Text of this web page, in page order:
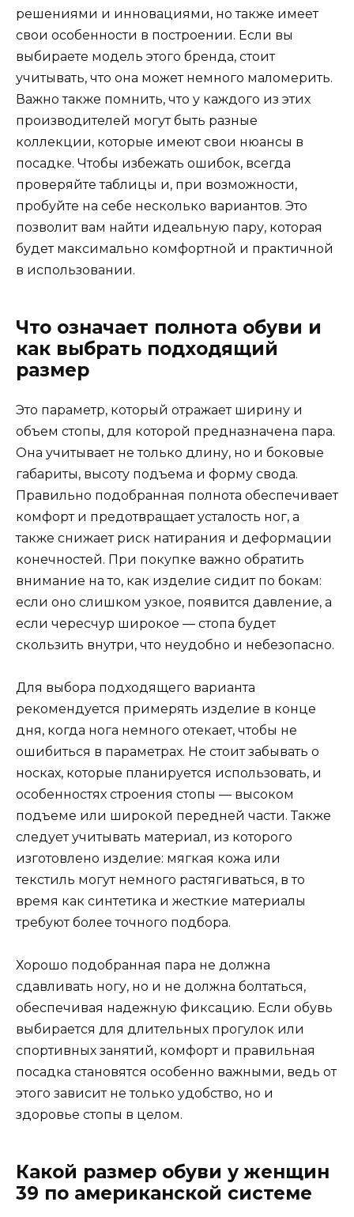
решениями и инновациями, но также имеет
свои особенности в построении. Если вы
выбираете модель этого бренда, стоит
учитывать, что она может немного маломерить.
Важно также помнить, что у каждого из этих
производителей могут быть разные
коллекции, которые имеют свои нюансы в
посадке. Чтобы избежать ошибок, всегда
проверяйте таблицы и, при возможности,
пробуйте на себе несколько вариантов. Это
позволит вам найти идеальную пару, которая
будет максимально комфортной и практичной
в использовании.
Что означает полнота обуви и
как выбрать подходящий
размер
Это параметр, который отражает ширину и
объем стопы, для которой предназначена пара.
Она учитывает не только длину, но и боковые
габариты, высоту подъема и форму свода.
Правильно подобранная полнота обеспечивает
комфорт и предотвращает усталость ног, а
также снижает риск натирания и деформации
конечностей. При покупке важно обратить
внимание на то, как изделие сидит по бокам:
если оно слишком узкое, появится давление, а
если чересчур широкое — стопа будет
скользить внутри, что неудобно и небезопасно.
Для выбора подходящего варианта
рекомендуется примерять изделие в конце
дня, когда нога немного отекает, чтобы не
ошибиться в параметрах. Не стоит забывать о
носках, которые планируется использовать, и
особенностях строения стопы — высоком
подъеме или широкой передней части. Также
следует учитывать материал, из которого
изготовлено изделие: мягкая кожа или
текстиль могут немного растягиваться, в то
время как синтетика и жесткие материалы
требуют более точного подбора.
Хорошо подобранная пара не должна
сдавливать ногу, но и не должна болтаться,
обеспечивая надежную фиксацию. Если обувь
выбирается для длительных прогулок или
спортивных занятий, комфорт и правильная
посадка становятся особенно важными, ведь от
этого зависит не только удобство, но и
здоровье стопы в целом.
Какой размер обуви у женщин
39 по американской системе